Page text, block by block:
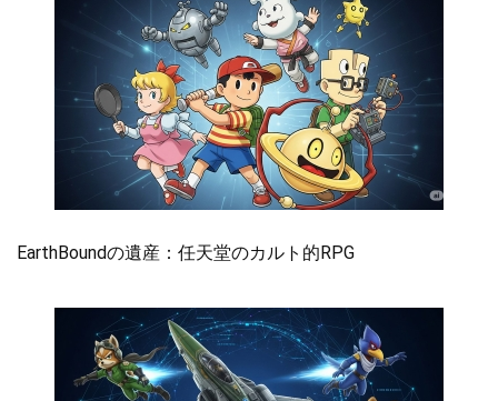
EarthBoundの遺産：任天堂のカルト的RPG